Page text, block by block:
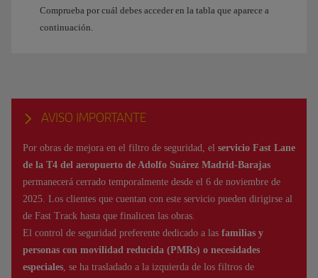
Comprueba por cuál debes acceder en la tabla que aparece a
continuación.
AVISO IMPORTANTE
Por obras de mejora en el filtro de seguridad, el servicio Fast Lane
de la T4 del aeropuerto de Adolfo Suárez Madrid-Barajas
permanecerá cerrado temporalmente desde el 6 de noviembre de
2025. Los clientes que cuentan con este servicio pueden dirigirse al
de Fast Track hasta que finalicen las obras.
El control de seguridad preferente dedicado a las familias y
personas con movilidad reducida (PMRs) o necesidades
especiales, se ha trasladado a la izquierda de los filtros de